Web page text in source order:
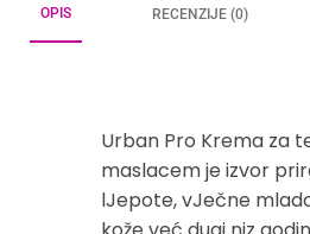
OPIS RECENZIJE (0)
Urban Pro Krema za
maslacem je izvor
lJepote, vJečne